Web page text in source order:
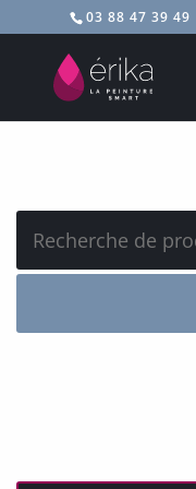
03 88 47 39 49
pour :